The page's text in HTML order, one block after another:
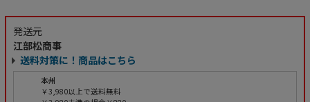
発送元
江部松商事
送料対策に！商品はこちら
本州
￥3,980以上で送料無料